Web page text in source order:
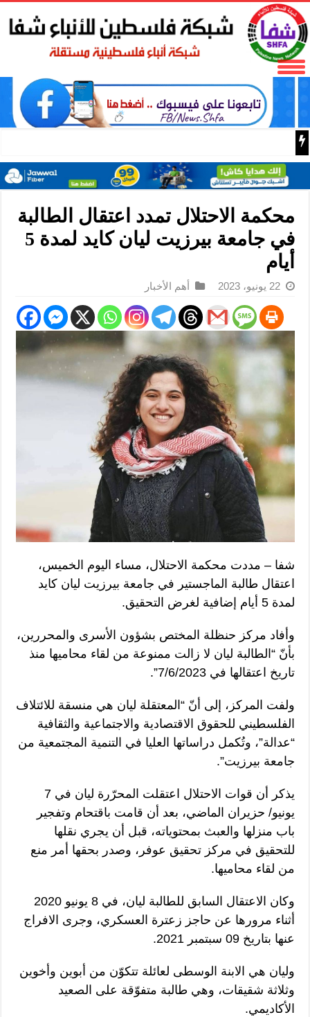
الاحتلال يعتقل الأسير المحرر محمود شلاتوه من قرية
محكمة الاحتلال تمدد اعتقال الطالبة
في جامعة بيرزيت ليان كايد لمدة 5
أيام
22 يونيو، 2023 أهم الأخبار
شفا – مددت محكمة الاحتلال، مساء اليوم الخميس،
اعتقال طالبة الماجستير في جامعة بيرزيت ليان كايد
لمدة 5 أيام إضافية لغرض التحقيق.
وأفاد مركز حنظلة المختص بشؤون الأسرى والمحررين،
بأنّ “الطالبة ليان لا زالت ممنوعة من لقاء محاميها منذ
تاريخ اعتقالها في 7/6/2023”.
ولفت المركز، إلى أنّ “المعتقلة ليان هي منسقة للائتلاف
الفلسطيني للحقوق الاقتصادية والاجتماعية والثقافية
“عدالة”، وتُكمل دراساتها العليا في التنمية المجتمعية من
جامعة بيرزيت”.
يذكر أن قوات الاحتلال اعتقلت المحرّرة ليان في 7
يونيو/ حزيران الماضي، بعد أن قامت باقتحام وتفجير
باب منزلها والعبث بمحتوياته، قبل أن يجري نقلها
للتحقيق في مركز تحقيق عوفر، وصدر بحقها أمر منع
من لقاء محاميها.
وكان الاعتقال السابق للطالبة ليان، في 8 يونيو 2020
أثناء مرورها عن حاجز زعترة العسكري، وجرى الافراج
عنها بتاريخ 09 سبتمبر 2021.
وليان هي الابنة الوسطى لعائلة تتكوّن من أبوين وأخوين
وثلاثة شقيقات، وهي طالبة متفوّقة على الصعيد
الأكاديمي.